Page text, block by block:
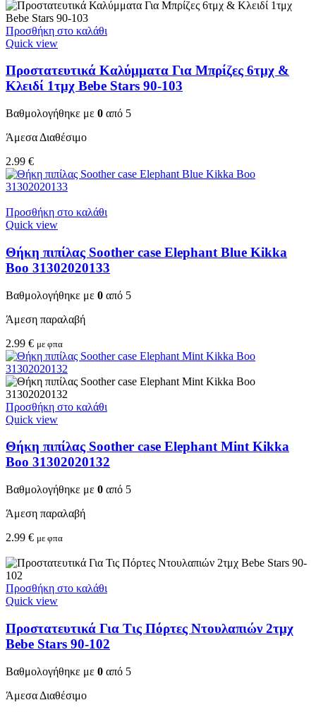
Προσθήκη στο καλάθι
Quick view
Προστατευτικά Καλύμματα Για Μπρίζες 6τμχ &
Κλειδί 1τμχ Bebe Stars 90-103
Βαθμολογήθηκε με 0 από 5
Άμεσα Διαθέσιμο
2.99 €
Προσθήκη στο καλάθι
Quick view
Θήκη πιπίλας Soother case Elephant Blue Kikka
Boo 31302020133
Βαθμολογήθηκε με 0 από 5
Άμεση παραλαβή
2.99 € με φπα
Προσθήκη στο καλάθι
Quick view
Θήκη πιπίλας Soother case Elephant Mint Kikka
Boo 31302020132
Βαθμολογήθηκε με 0 από 5
Άμεση παραλαβή
2.99 € με φπα
Προσθήκη στο καλάθι
Quick view
Προστατευτικά Για Τις Πόρτες Ντουλαπιών 2τμχ
Bebe Stars 90-102
Βαθμολογήθηκε με 0 από 5
Άμεσα Διαθέσιμο